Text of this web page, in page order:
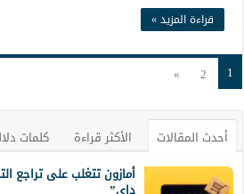
قراءة المزيد »
1
2
»
أحدث المقالات الأكثر قراءة
كلمات
أمازون تتغلب على تراجع